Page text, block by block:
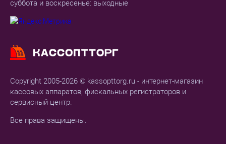
Copyright 2005-2026 © kassopttorg.ru - интернет-магазин
кассовых аппаратов, фискальных регистраторов и
сервисный центр.
Все права защищены.
суббота и воскресенье: выходные